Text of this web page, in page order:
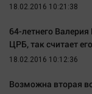
18.02.2016 10:21:38
64-летнего
ЦРБ, так считает
18.02.2016 10:12:36
Возможна вторая